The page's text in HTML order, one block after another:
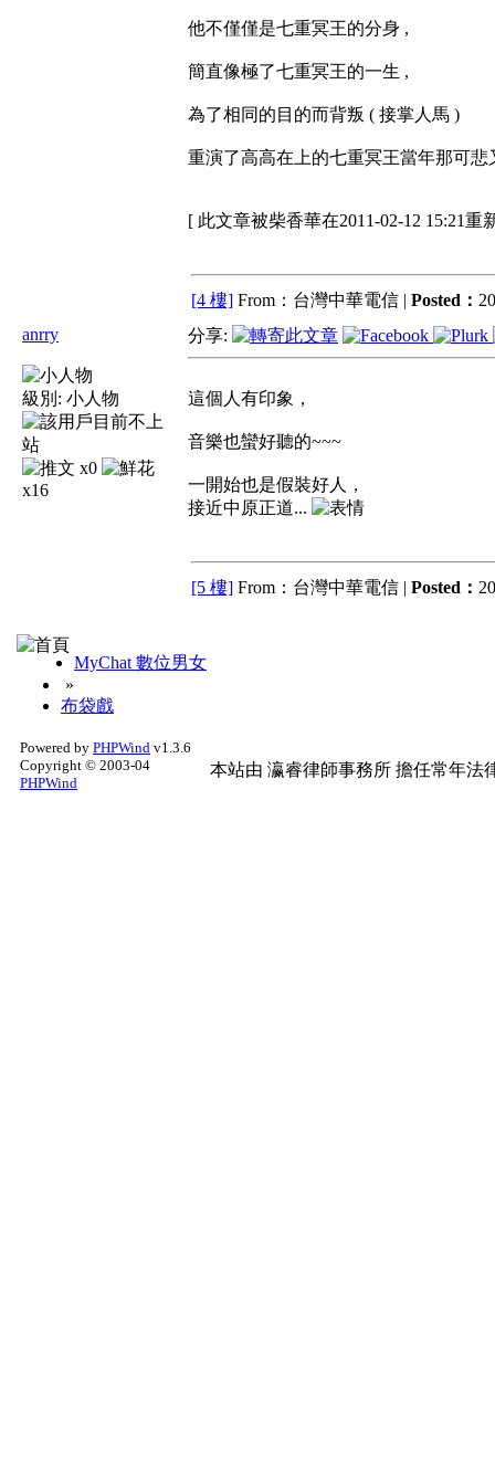
他不僅僅是七重冥王的分身 ,
簡直像極了七重冥王的一生 ,
為了相同的目的而背叛 ( 接掌人馬 )
重演了高高在上的七重冥王當年那可
[ 此文章被柴香華在2011-02-12 15:21重
[4 樓] From：台灣中華電信 | Posted：
anrry
級別: 小人物
x0
x16
分享:
這個人有印象，
音樂也蠻好聽的~~~
一開始也是假裝好人，
接近中原正道...
[5 樓] From：台灣中華電信 | Posted：
MyChat 數位男女
»
布袋戲
Powered by PHPWind v1.3.6
Copyright © 2003-04
PHPWind
本站由 瀛睿律師事務所 擔任常年法